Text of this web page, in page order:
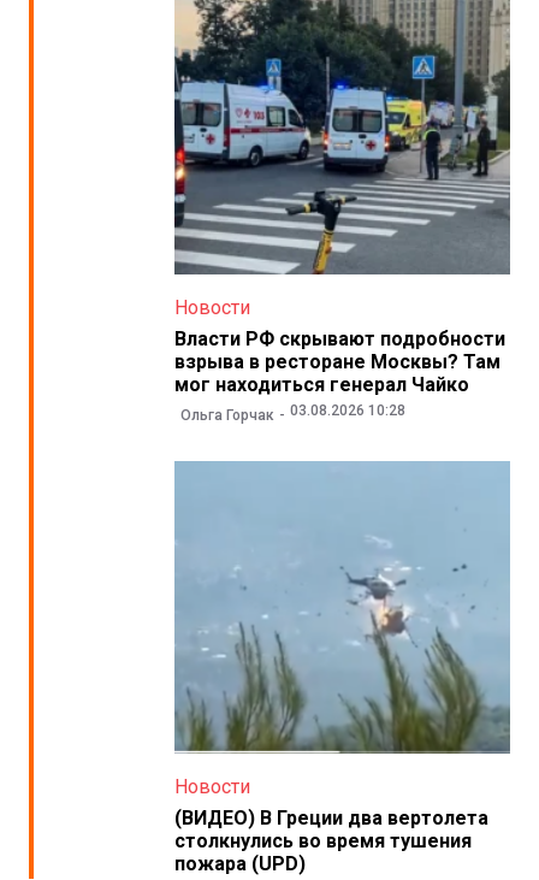
Новости
Власти РФ скрывают подробности
взрыва в ресторане Москвы? Там
мог находиться генерал Чайко
Ольга Горчак 03.08.2026 10:28
Новости
(ВИДЕО) В Греции два вертолета
столкнулись во время тушения
пожара (UPD)